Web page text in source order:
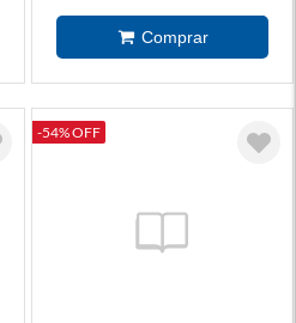
-54% OFF